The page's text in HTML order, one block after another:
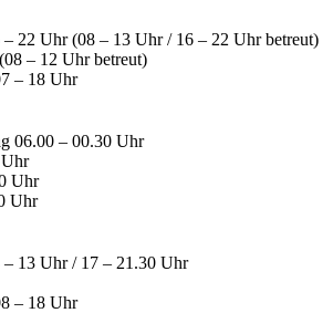
22 Uhr (08 – 13 Uhr / 16 – 22 Uhr betreut)
– 12 Uhr betreut)
– 18 Uhr
06.00 – 00.30 Uhr
Uhr
Uhr
13 Uhr / 17 – 21.30 Uhr
– 18 Uhr